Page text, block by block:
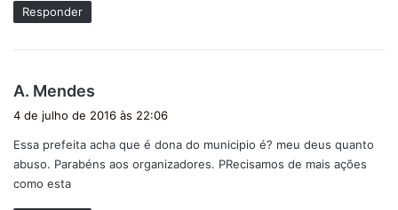
Responder
A. Mendes
s
e
4 de julho de 2016 às 22:06
Essa prefeita acha que é dona do municipio é? meu deus quanto
abuso. Parabéns aos organizadores. PRecisamos de mais ações
como esta